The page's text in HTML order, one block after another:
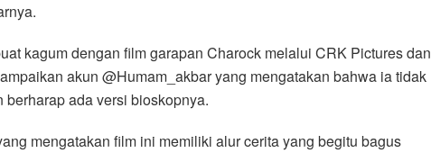
kagum dengan film garapan Charock melalui CRK Pictures dan
akun @Humam_akbar yang mengatakan bahwa ia tidak
ada versi bioskopnya.
mengatakan film ini memiliki alur cerita yang begitu bagus